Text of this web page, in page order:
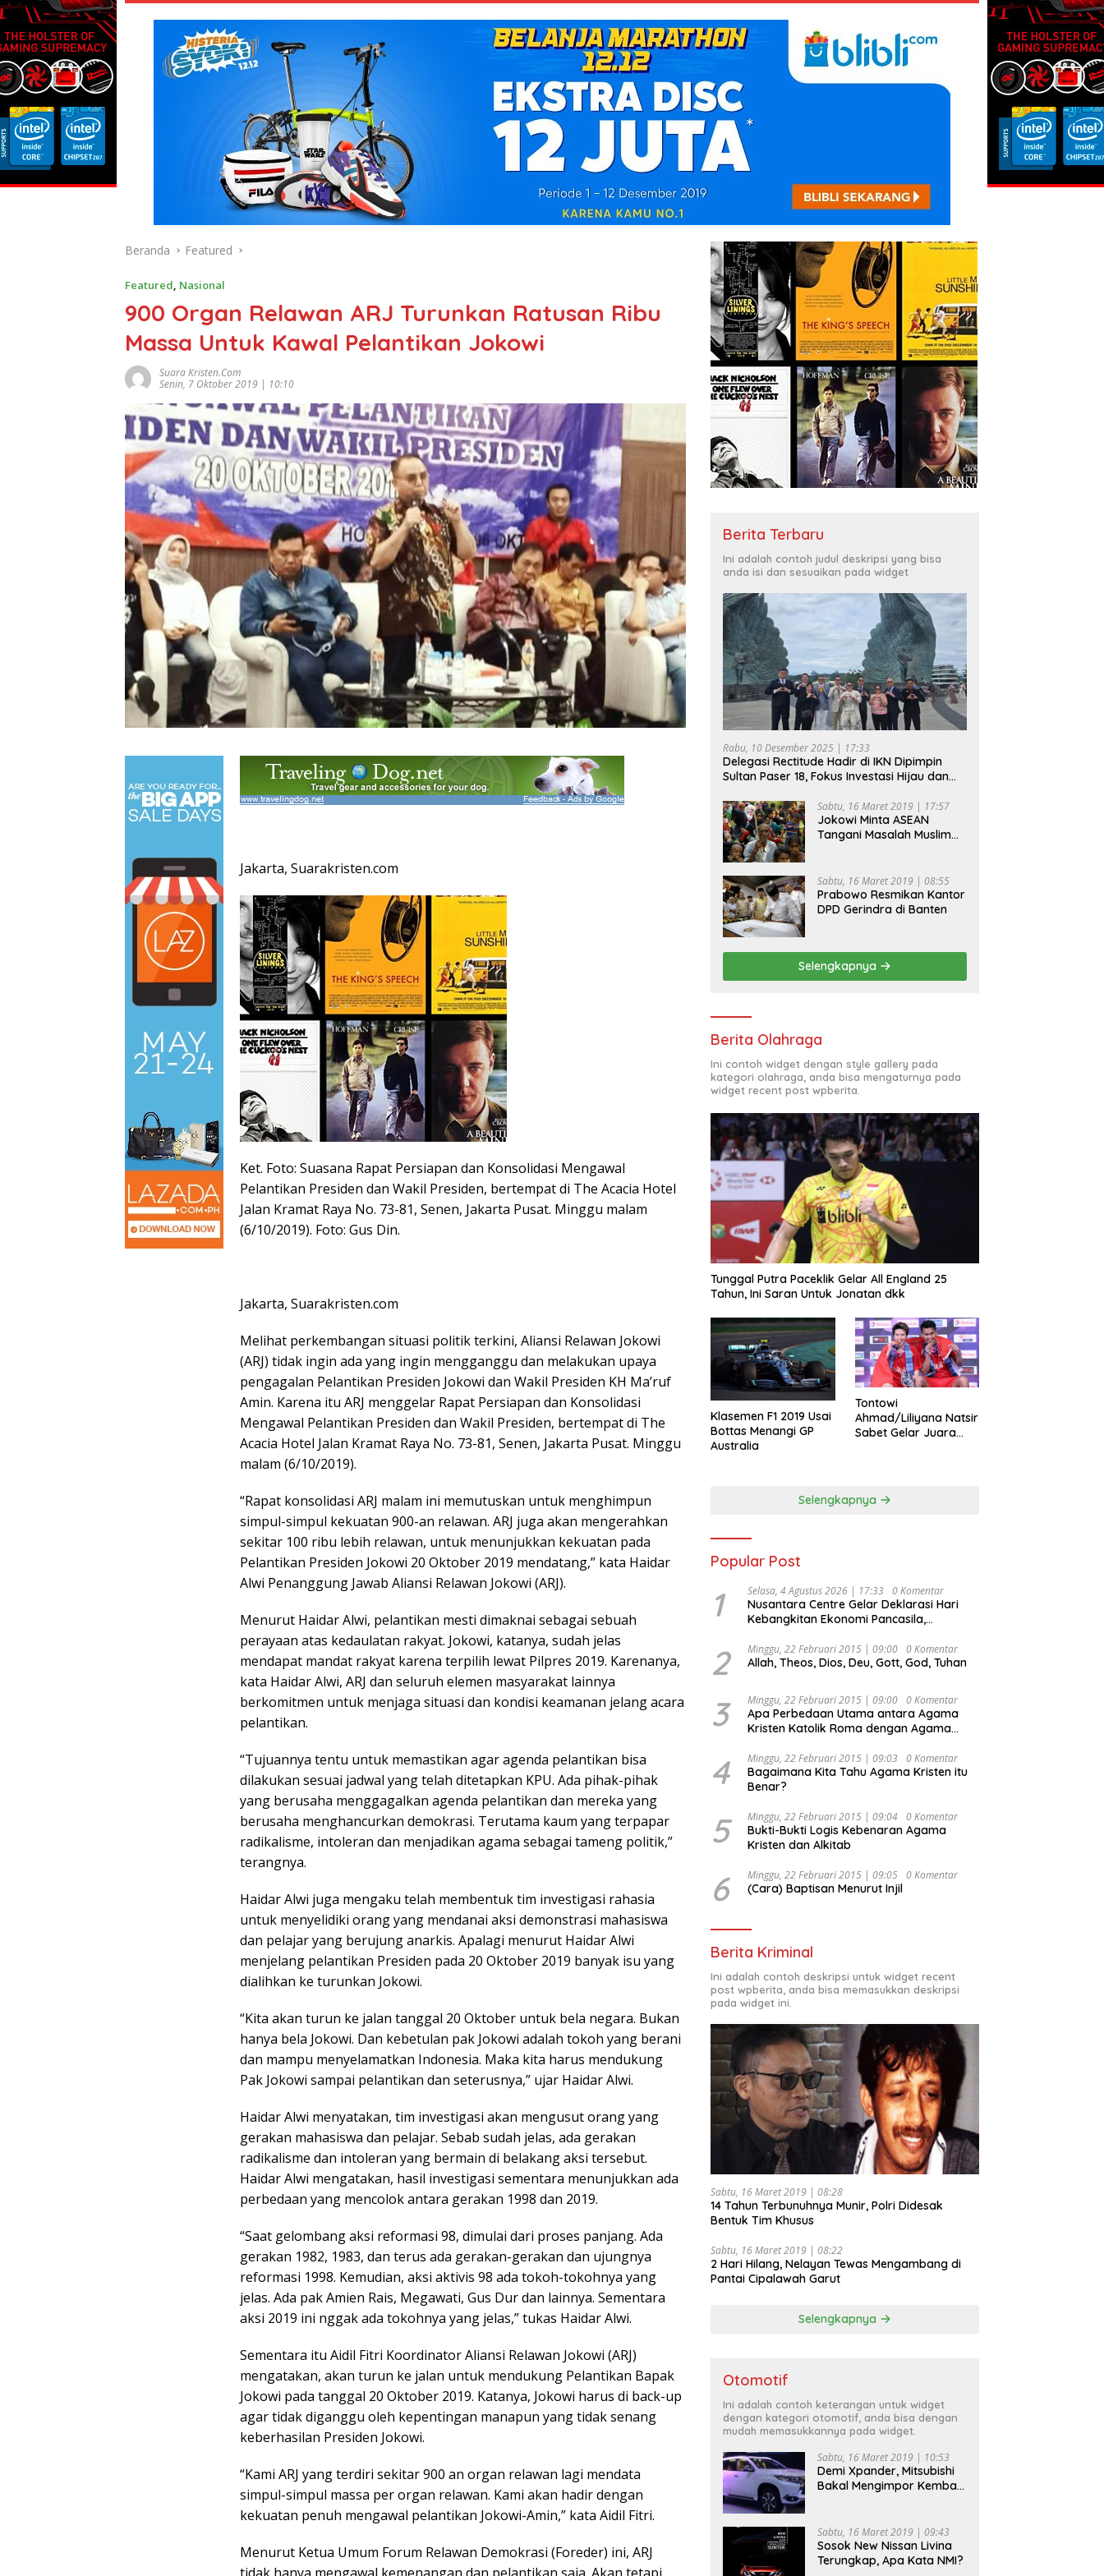
Beranda Featured
Featured, Nasional
900 Organ Relawan ARJ Turunkan Ratusan Ribu
Massa Untuk Kawal Pelantikan Jokowi
Suara Kristen.com
Senin, 7 Oktober 2019 | 10:10
Jakarta, Suarakristen.com
Ket. Foto: Suasana Rapat Persiapan dan Konsolidasi Mengawal
Pelantikan Presiden dan Wakil Presiden, bertempat di The Acacia Hotel
Jalan Kramat Raya No. 73-81, Senen, Jakarta Pusat. Minggu malam
(6/10/2019). Foto: Gus Din.
Jakarta, Suarakristen.com
Melihat perkembangan situasi politik terkini, Aliansi Relawan Jokowi
(ARJ) tidak ingin ada yang ingin mengganggu dan melakukan upaya
pengagalan Pelantikan Presiden Jokowi dan Wakil Presiden KH Ma’ruf
Amin. Karena itu ARJ menggelar Rapat Persiapan dan Konsolidasi
Mengawal Pelantikan Presiden dan Wakil Presiden, bertempat di The
Acacia Hotel Jalan Kramat Raya No. 73-81, Senen, Jakarta Pusat. Minggu
malam (6/10/2019).
“Rapat konsolidasi ARJ malam ini memutuskan untuk menghimpun
simpul-simpul kekuatan 900-an relawan. ARJ juga akan mengerahkan
sekitar 100 ribu lebih relawan, untuk menunjukkan kekuatan pada
Pelantikan Presiden Jokowi 20 Oktober 2019 mendatang,” kata Haidar
Alwi Penanggung Jawab Aliansi Relawan Jokowi (ARJ).
Menurut Haidar Alwi, pelantikan mesti dimaknai sebagai sebuah
perayaan atas kedaulatan rakyat. Jokowi, katanya, sudah jelas
mendapat mandat rakyat karena terpilih lewat Pilpres 2019. Karenanya,
kata Haidar Alwi, ARJ dan seluruh elemen masyarakat lainnya
berkomitmen untuk menjaga situasi dan kondisi keamanan jelang acara
pelantikan.
“Tujuannya tentu untuk memastikan agar agenda pelantikan bisa
dilakukan sesuai jadwal yang telah ditetapkan KPU. Ada pihak-pihak
yang berusaha menggagalkan agenda pelantikan dan mereka yang
berusaha menghancurkan demokrasi. Terutama kaum yang terpapar
radikalisme, intoleran dan menjadikan agama sebagai tameng politik,”
terangnya.
Haidar Alwi juga mengaku telah membentuk tim investigasi rahasia
untuk menyelidiki orang yang mendanai aksi demonstrasi mahasiswa
dan pelajar yang berujung anarkis. Apalagi menurut Haidar Alwi
menjelang pelantikan Presiden pada 20 Oktober 2019 banyak isu yang
dialihkan ke turunkan Jokowi.
“Kita akan turun ke jalan tanggal 20 Oktober untuk bela negara. Bukan
hanya bela Jokowi. Dan kebetulan pak Jokowi adalah tokoh yang berani
dan mampu menyelamatkan Indonesia. Maka kita harus mendukung
Pak Jokowi sampai pelantikan dan seterusnya,” ujar Haidar Alwi.
Haidar Alwi menyatakan, tim investigasi akan mengusut orang yang
gerakan mahasiswa dan pelajar. Sebab sudah jelas, ada gerakan
radikalisme dan intoleran yang bermain di belakang aksi tersebut.
Haidar Alwi mengatakan, hasil investigasi sementara menunjukkan ada
perbedaan yang mencolok antara gerakan 1998 dan 2019.
“Saat gelombang aksi reformasi 98, dimulai dari proses panjang. Ada
gerakan 1982, 1983, dan terus ada gerakan-gerakan dan ujungnya
reformasi 1998. Kemudian, aksi aktivis 98 ada tokoh-tokohnya yang
jelas. Ada pak Amien Rais, Megawati, Gus Dur dan lainnya. Sementara
aksi 2019 ini nggak ada tokohnya yang jelas,” tukas Haidar Alwi.
Sementara itu Aidil Fitri Koordinator Aliansi Relawan Jokowi (ARJ)
mengatakan, akan turun ke jalan untuk mendukung Pelantikan Bapak
Jokowi pada tanggal 20 Oktober 2019. Katanya, Jokowi harus di back-up
agar tidak diganggu oleh kepentingan manapun yang tidak senang
keberhasilan Presiden Jokowi.
“Kami ARJ yang terdiri sekitar 900 an organ relawan lagi mendata
simpul-simpul massa per organ relawan. Kami akan hadir dengan
kekuatan penuh mengawal pelantikan Jokowi-Amin,” kata Aidil Fitri.
Menurut Ketua Umum Forum Relawan Demokrasi (Foreder) ini, ARJ
Berita Terbaru
Ini adalah contoh judul deskripsi yang bisa
anda isi dan sesuaikan pada widget
Rabu, 10 Desember 2025 | 17:33
Delegasi Rectitude Hadir di IKN Dipimpin
Sultan Paser 18, Fokus Investasi Hijau dan
Sabtu, 16 Maret 2019 | 17:57
Jokowi Minta ASEAN
Tangani Masalah Muslim
Sabtu, 16 Maret 2019 | 08:55
Prabowo Resmikan Kantor
DPD Gerindra di Banten
Selengkapnya
Berita Olahraga
Ini contoh widget dengan style gallery pada
kategori olahraga, anda bisa mengaturnya pada
widget recent post wpberita.
Tunggal Putra Paceklik Gelar All England 25
Tahun, Ini Saran Untuk Jonatan dkk
Klasemen F1 2019 Usai
Bottas Menangi GP
Australia
Tontowi
Ahmad/Liliyana Natsir
Sabet Gelar Juara
Selengkapnya
Popular Post
1 Selasa, 4 Agustus 2026 | 17:33 0 Komentar
Nusantara Centre Gelar Deklarasi Hari
Kebangkitan Ekonomi Pancasila,
Djojohadikusumo Anti Penjajahan
(Pergolakan Ekonomi Politik Indonesia) &
Undang Perekonomian Nasional dan
Kesejahteraan Sosial dalam Menata
Bangsa Menuju Indonesia Emas 2045”,
2 Minggu, 22 Februari 2015 | 09:00 0 Komentar
Allah, Theos, Dios, Deu, Gott, God, Tuhan
3 Minggu, 22 Februari 2015 | 09:00 0 Komentar
Apa Perbedaan Utama antara Agama
Kristen Katolik Roma dengan Agama
4 Minggu, 22 Februari 2015 | 09:03 0 Komentar
Bagaimana Kita Tahu Agama Kristen itu
Benar?
5 Minggu, 22 Februari 2015 | 09:04 0 Komentar
Bukti-Bukti Logis Kebenaran Agama
Kristen dan Alkitab
6 Minggu, 22 Februari 2015 | 09:05 0 Komentar
(Cara) Baptisan Menurut Injil
Berita Kriminal
Ini adalah contoh deskripsi untuk widget recent
post wpberita, anda bisa memasukkan deskripsi
pada widget ini.
Sabtu, 16 Maret 2019 | 08:28
14 Tahun Terbunuhnya Munir, Polri Didesak
Bentuk Tim Khusus
Sabtu, 16 Maret 2019 | 08:22
2 Hari Hilang, Nelayan Tewas Mengambang di
Pantai Cipalawah Garut
Selengkapnya
Otomotif
Ini adalah contoh keterangan untuk widget
dengan kategori otomotif, anda bisa dengan
mudah memasukkannya pada widget.
Sabtu, 16 Maret 2019 | 10:53
Demi Xpander, Mitsubishi
Bakal Mengimpor Kembali
Sabtu, 16 Maret 2019 | 09:43
Sosok New Nissan Livina
Terungkap, Apa Kata NMI?